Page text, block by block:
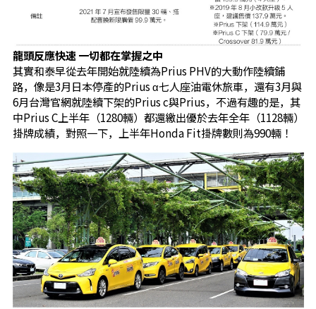
龍頭反應快速 一切都在掌握之中
其實和泰早從去年開始就陸續為Prius PHV的大動作陸續鋪
路，像是3月日本停產的Prius α七人座油電休旅車，還有3月與
6月台灣官網就陸續下架的Prius c與Prius，不過有趣的是，其
中Prius C上半年（1280輛）都還繳出優於去年全年（1128輛）
掛牌成績，對照一下，上半年Honda Fit掛牌數則為990輛！